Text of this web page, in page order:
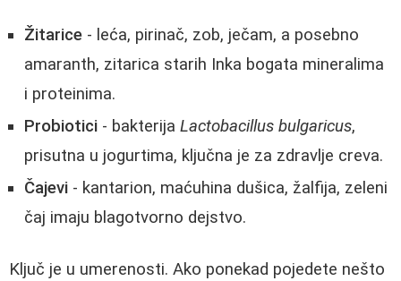
Žitarice - leća, pirinač, zob, ječam, a posebno
amaranth, zitarica starih Inka bogata mineralima
i proteinima.
Probiotici - bakterija Lactobacillus bulgaricus,
prisutna u jogurtima, ključna je za zdravlje creva.
Čajevi - kantarion, maćuhina dušica, žalfija, zeleni
čaj imaju blagotvorno dejstvo.
Ključ je u umerenosti. Ako ponekad pojedete nešto